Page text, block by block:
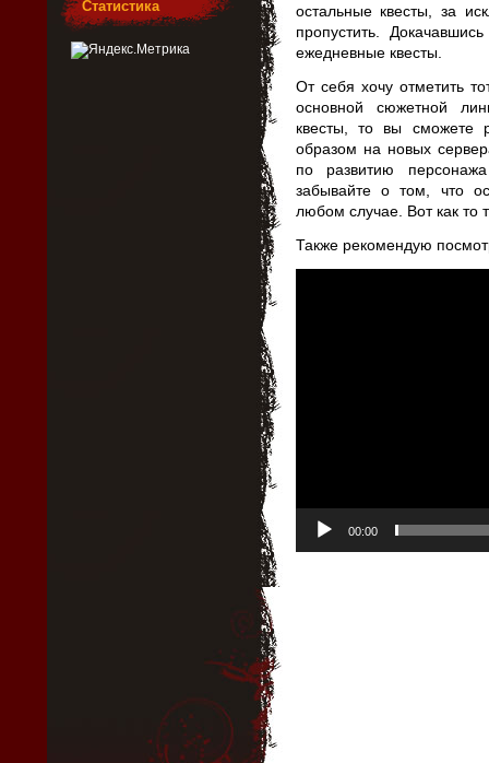
остальные квесты, за
пропустить.
ежедневные квесты.
От себя хочу отметить
основной сюжетной
квесты, то вы сможете
образом на новых
по развитию
забывайте о том, что
любом случае. Вот как то
Также рекомендую
00:00
Статистика